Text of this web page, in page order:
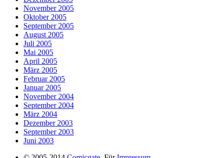
November 2005
Oktober 2005
September 2005
August 2005
Juli 2005
Mai 2005
April 2005
März 2005
Februar 2005
Januar 2005
November 2004
September 2004
März 2004
Dezember 2003
September 2003
Juni 2003